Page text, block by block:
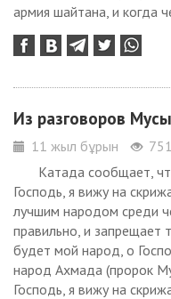
армия шайтана, и когда
Из разговоров
11 жыл бұрын
Катада сообщает,
Господь, я вижу на
лучшим народом среди
правильно, и запрещает
будет мой народ, о
народ Ахмада (пророк
Господь, я вижу на